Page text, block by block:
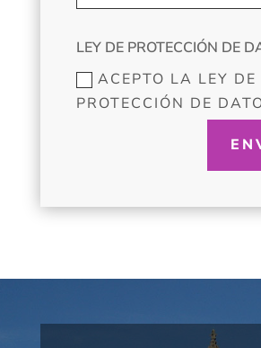
LEY DE PROTECCIÓN DE
ACEPTO LA LEY DE
PROTECCIÓN DE